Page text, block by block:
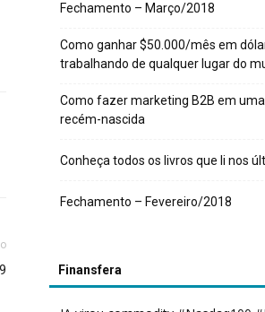
Fechamento – Março/2018
Como ganhar $50.000/mês em
trabalhando de qualquer lugar do
Como fazer marketing B2B em
recém-nascida
Conheça todos os livros que li nos
Fechamento – Fevereiro/2018
Finansfera